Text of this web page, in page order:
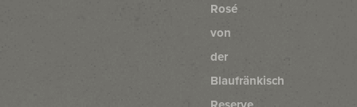
Rosé
von
der
Blaufränkisch